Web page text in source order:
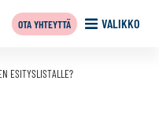
VALIKKO
OTA YHTEYTTÄ
ESITYSLISTALLE?